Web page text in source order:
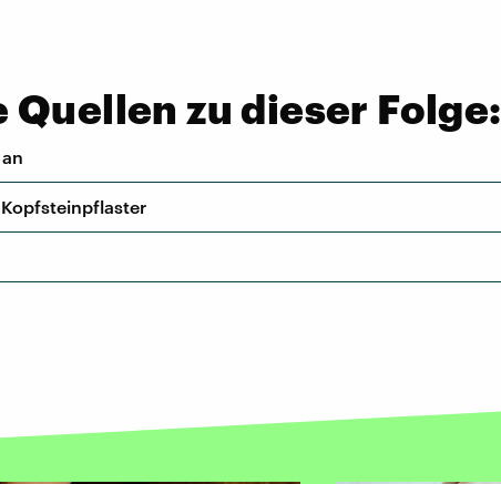
zu dieser Folge: